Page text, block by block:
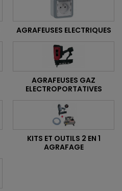
AGRAFEUSES ELECTRIQUES
AGRAFEUSES GAZ
ELECTROPORTATIVES
KITS ET OUTILS 2 EN 1
AGRAFAGE